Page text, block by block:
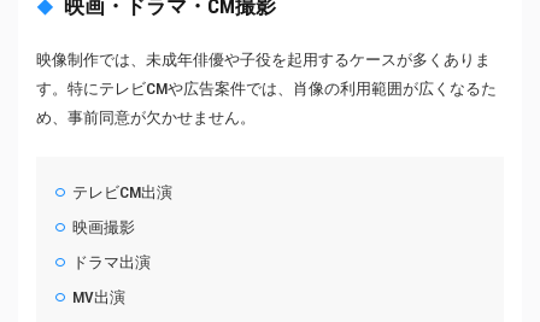
映画・ドラマ・CM撮影
映像制作では、未成年俳優や子役を起用するケースが多くありま
す。特にテレビCMや広告案件では、肖像の利用範囲が広くなるた
め、事前同意が欠かせません。
テレビCM出演
映画撮影
ドラマ出演
MV出演